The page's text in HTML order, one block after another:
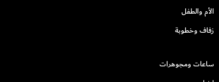
الأم والطفل
زفاف وخطوبة
ساعات ومجوهرات